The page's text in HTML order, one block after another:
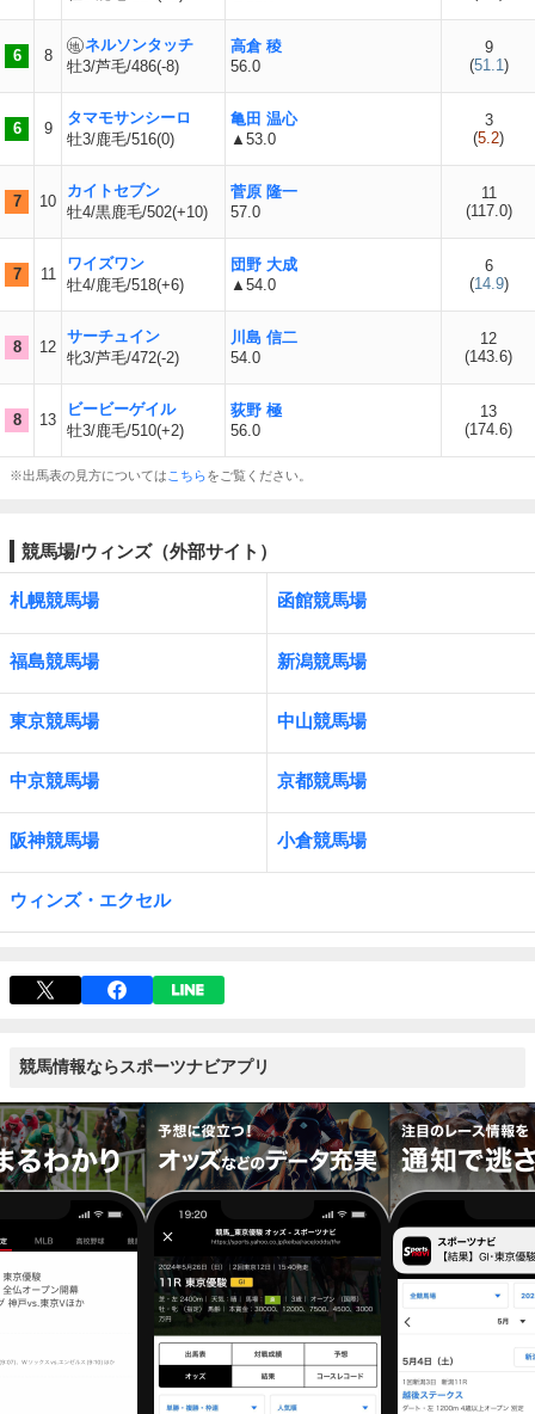
6 8
ネルソンタッチ
牡3/芦毛/486(-8)
高倉 稜
56.0
9
(51.1)
6 9
タマモサンシーロ
牡3/鹿毛/516(0)
亀田 温心
▲53.0
3
(5.2)
7 10
カイトセブン
牡4/黒鹿毛/502(+10)
菅原 隆一
57.0
11
(117.0)
7 11
ワイズワン
牡4/鹿毛/518(+6)
団野 大成
▲54.0
6
(14.9)
8 12
サーチュイン
牝3/芦毛/472(-2)
川島 信二
54.0
12
(143.6)
8 13
ビービーゲイル
牡3/鹿毛/510(+2)
荻野 極
56.0
13
(174.6)
※出馬表の見方については こちらをご覧ください。
競馬場/ウィンズ（外部サイト）
札幌競馬場 函館競馬場
福島競馬場 新潟競馬場
東京競馬場 中山競馬場
中京競馬場 京都競馬場
阪神競馬場 小倉競馬場
ウィンズ・エクセル
競馬情報ならスポーツナビアプリ